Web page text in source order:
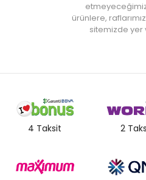
ürünlere,
sitemizde yer
4 Taksit 2